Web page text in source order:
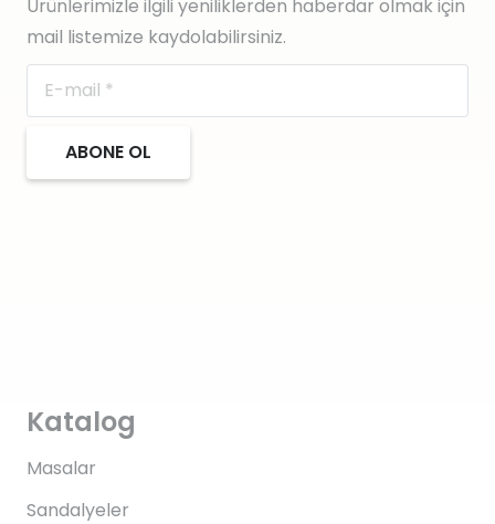
Ürünlerimizle ilgili yeniliklerden haberdar olmak için
mail listemize kaydolabilirsiniz.
ABONE OL
Katalog
Masalar
Sandalyeler